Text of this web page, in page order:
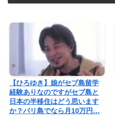
【ひろゆき】娘がセブ島留学
経験ありなのですがセブ島と
日本の半移住はどう思います
か？バリ島でなら月10万円…